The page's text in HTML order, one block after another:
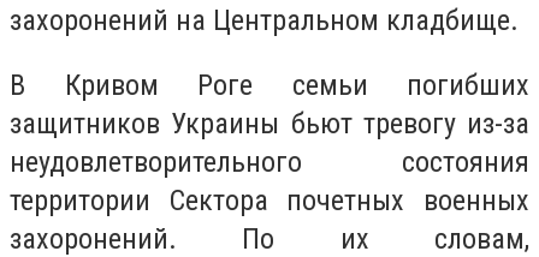
захоронений на Центральном кладбище.
В Кривом Роге семьи погибших
защитников Украины бьют тревогу из-за
неудовлетворительного состояния
территории Сектора почетных военных
захоронений. По их словам,